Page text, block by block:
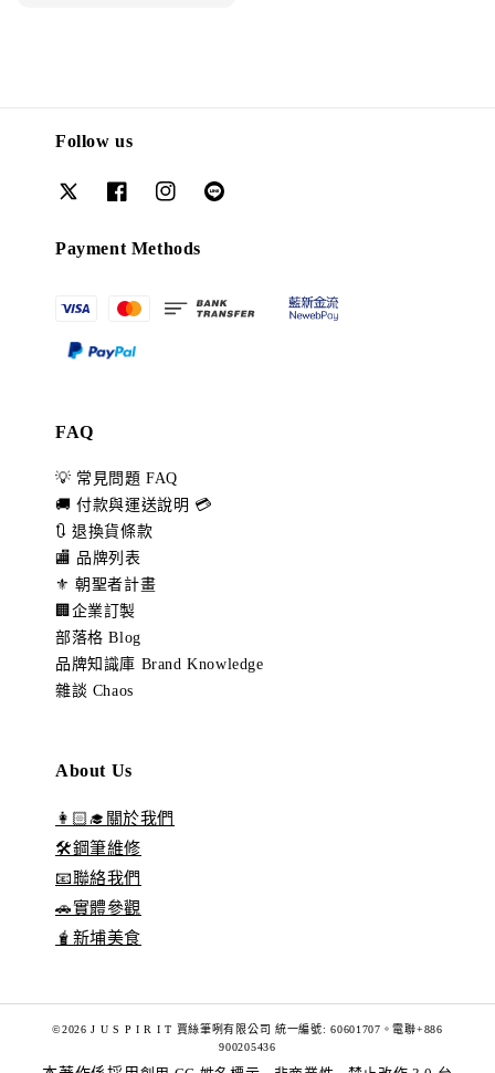
Follow us
Payment Methods
FAQ
💡 常見問題 FAQ
🚚 付款與運送說明 💳
🔃 退換貨條款
🏬 品牌列表
⚜️ 朝聖者計畫
🏢企業訂製
部落格 Blog
品牌知識庫 Brand Knowledge
雜談 Chaos
About Us
👩🏻‍🎓關於我們
🛠️鋼筆維修
📧聯絡我們
🚗實體參觀
🧋新埔美食
©2026 J U S P I R I T 賈絲筆咧有限公司 統一編號: 60601707。電聯+886
900205436